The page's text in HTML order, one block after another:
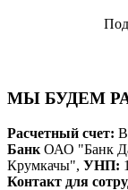
МЫ БУДЕМ
Расчетный счет:
Банк ОАО "Банк
Крумкачы", УНП:
Контакт для